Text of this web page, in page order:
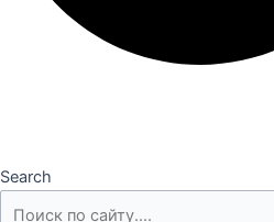
Search